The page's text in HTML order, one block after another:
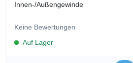
Innen-/Außengewinde
Keine Bewertungen
Auf Lager